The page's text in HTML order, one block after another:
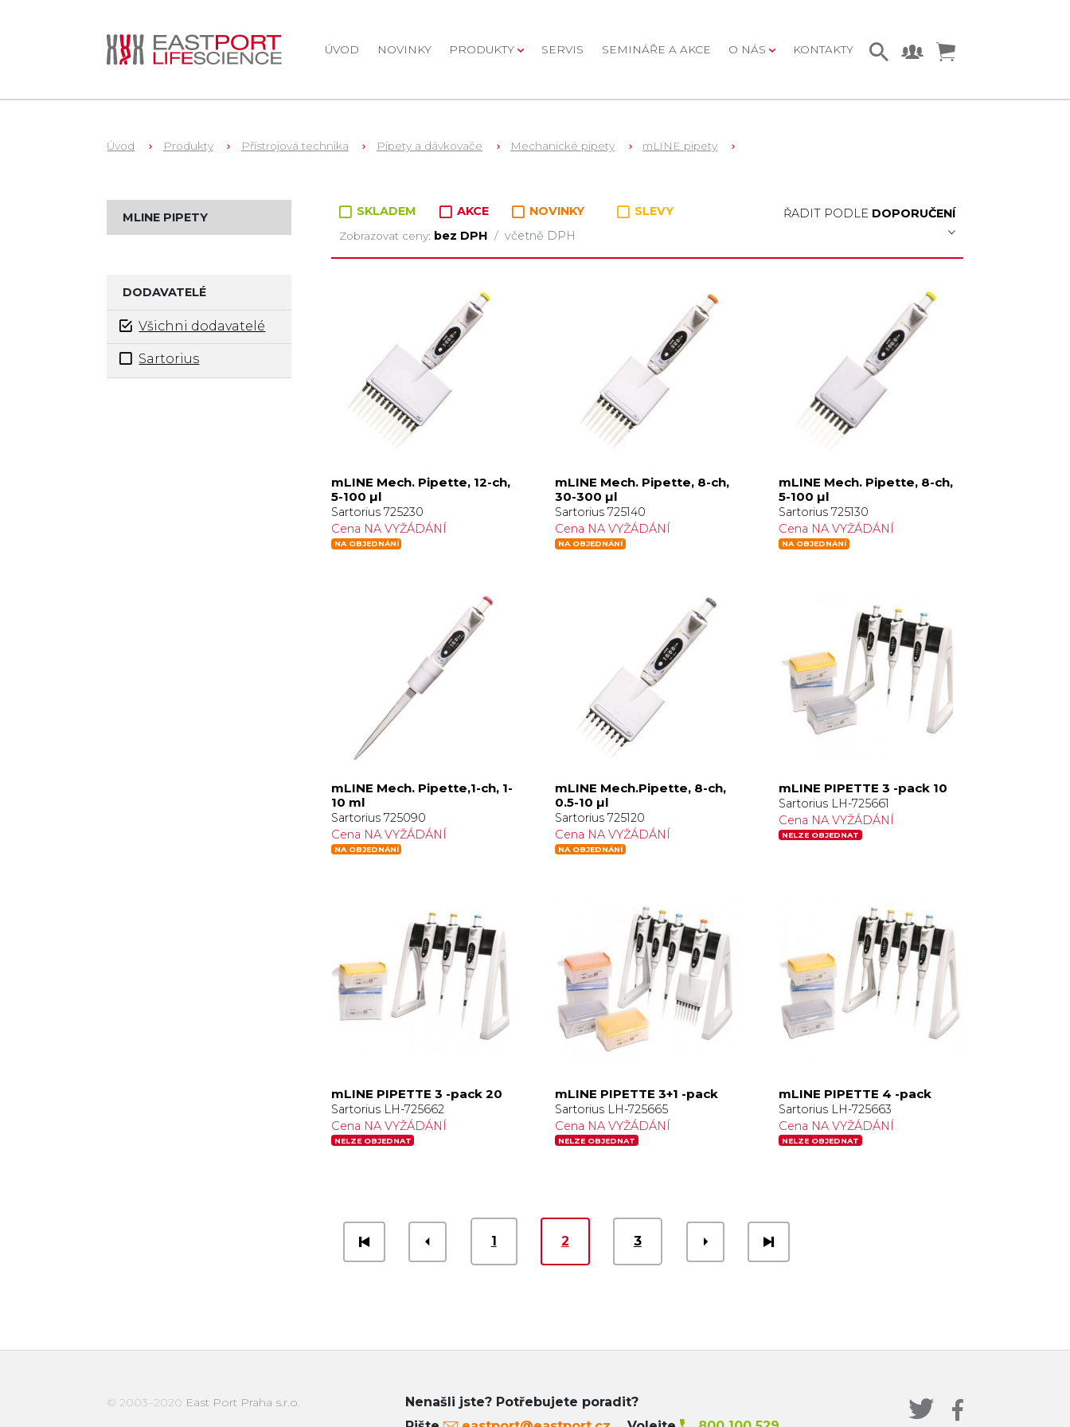
ÚVOD NOVINKY PRODUKTY SERVIS SEMINÁŘE A AKCE O NÁS KONTAKTY
Úvod Produkty Přístrojová technika Pipety a dávkovače Mechanické pipety mLINE pipety
MLINE PIPETY
DODAVATELÉ
Všichni dodavatelé
Sartorius
Zboží v kategorii
SKLADEM AKCE NOVINKY SLEVY
Zobrazovat ceny: bez DPH / včetně DPH
ŘADIT PODLE DOPORUČENÍ
mLINE Mech. Pipette, 12-ch,
5-100 µl
Sartorius 725230
Cena NA VYŽÁDÁNÍ
NA OBJEDNÁNÍ
mLINE Mech. Pipette, 8-ch,
30-300 µl
Sartorius 725140
Cena NA VYŽÁDÁNÍ
NA OBJEDNÁNÍ
mLINE Mech. Pipette, 8-ch,
5-100 µl
Sartorius 725130
Cena NA VYŽÁDÁNÍ
NA OBJEDNÁNÍ
mLINE Mech. Pipette,1-ch, 1-
10 ml
Sartorius 725090
Cena NA VYŽÁDÁNÍ
NA OBJEDNÁNÍ
mLINE Mech.Pipette, 8-ch,
0.5-10 µl
Sartorius 725120
Cena NA VYŽÁDÁNÍ
NA OBJEDNÁNÍ
mLINE PIPETTE 3 -pack 10
Sartorius LH-725661
Cena NA VYŽÁDÁNÍ
NELZE OBJEDNAT
mLINE PIPETTE 3 -pack 20
Sartorius LH-725662
Cena NA VYŽÁDÁNÍ
NELZE OBJEDNAT
mLINE PIPETTE 3+1 -pack
Sartorius LH-725665
Cena NA VYŽÁDÁNÍ
NELZE OBJEDNAT
mLINE PIPETTE 4 -pack
Sartorius LH-725663
Cena NA VYŽÁDÁNÍ
NELZE OBJEDNAT
1 2 3
© 2003–2020 East Port Praha s.r.o.
Nenašli jste? Potřebujete poradit?